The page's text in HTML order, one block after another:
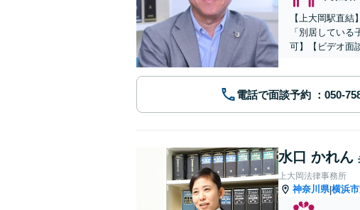
【上大岡駅直
「別居してい
可】【ビデオ面
電話で面談予約
水口 かれん
上大岡法律事務所
神奈川県|横浜